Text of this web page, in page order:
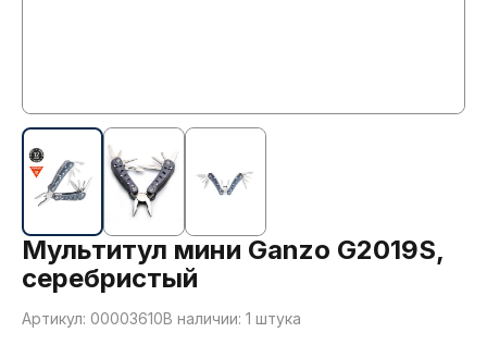
Мультитул мини Ganzo G2019S,
серебристый
Артикул: 00003610В наличии: 1 штука